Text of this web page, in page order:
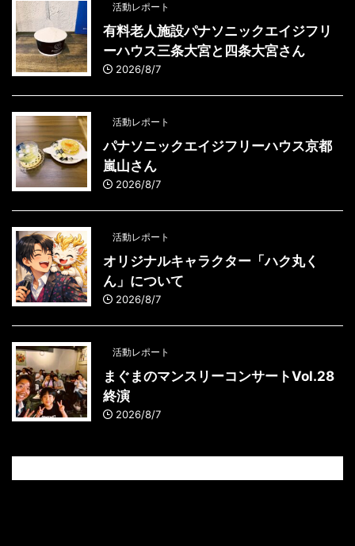
活動レポート
有料老人施設パナソニックエイジフリ
ーハウス三条大宮と四条大宮さん
2026/8/7
活動レポート
パナソニックエイジフリーハウス京都
嵐山さん
2026/8/7
活動レポート
オリジナルキャラクター「ハク丸く
ん」について
2026/8/7
活動レポート
まぐまのマンスリーコンサートVol.28
終演
2026/8/7